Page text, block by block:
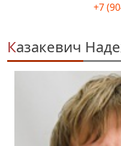
+7
Казакевич